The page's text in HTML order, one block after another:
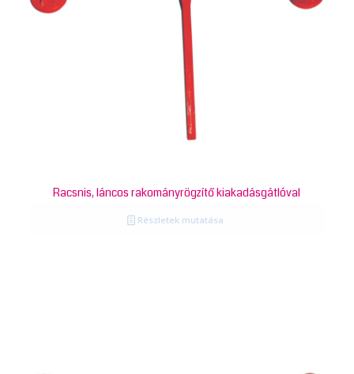
Racsnis, láncos rakományrögzítő kiakadásgátlóval
Részletek mutatása